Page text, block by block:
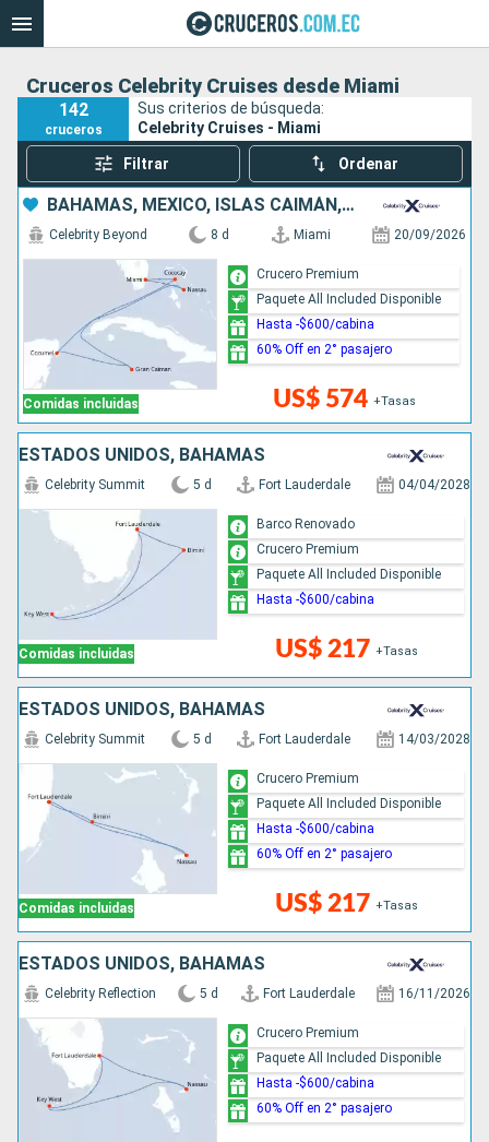
Cruceros Celebrity Cruises desde Miami
142
cruceros
Sus criterios de búsqueda:
Celebrity Cruises - Miami
Filtrar Ordenar
BAHAMAS, MÉXICO, ISLAS CAIMÁN, ESTADOS UNIDOS
Comidas incluidas
Celebrity Beyond 8 d Miami 20/09/2026
US$ 574 +Tasas
Crucero Premium
Paquete All Included Disponible
Hasta -$600/cabina
60% Off en 2° pasajero
ESTADOS UNIDOS, BAHAMAS
Comidas incluidas
Celebrity Summit 5 d Fort Lauderdale 04/04/2028
US$ 217 +Tasas
Barco Renovado
Crucero Premium
Paquete All Included Disponible
Hasta -$600/cabina
ESTADOS UNIDOS, BAHAMAS
Comidas incluidas
Celebrity Summit 5 d Fort Lauderdale 14/03/2028
US$ 217 +Tasas
Crucero Premium
Paquete All Included Disponible
Hasta -$600/cabina
60% Off en 2° pasajero
ESTADOS UNIDOS, BAHAMAS
Celebrity Reflection 5 d Fort Lauderdale 16/11/2026
Crucero Premium
Paquete All Included Disponible
Hasta -$600/cabina
60% Off en 2° pasajero